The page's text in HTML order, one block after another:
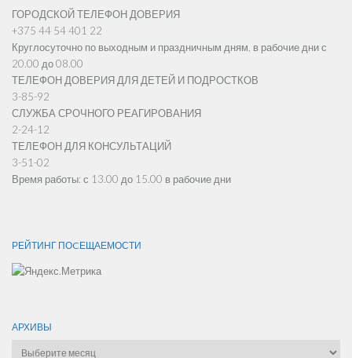
ГОРОДСКОЙ ТЕЛЕФОН ДОВЕРИЯ
+375 44 54 401 22
Круглосуточно по выходным и праздничным дням, в рабочие дни с
20.00 до 08.00
ТЕЛЕФОН ДОВЕРИЯ ДЛЯ ДЕТЕЙ И ПОДРОСТКОВ
3-85-92
СЛУЖБА СРОЧНОГО РЕАГИРОВАНИЯ
2-24-12
ТЕЛЕФОН ДЛЯ КОНСУЛЬТАЦИЙ
3-51-02
Время работы: с 13.00 до 15.00 в рабочие дни
РЕЙТИНГ ПОCЕЩАЕМОСТИ
АРХИВЫ
Архивы